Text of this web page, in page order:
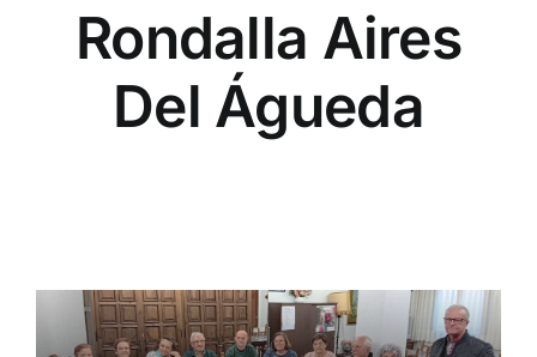
Rondalla Aires
Del Águeda